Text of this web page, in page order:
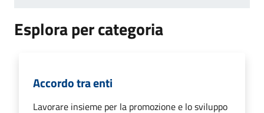
Esplora per categoria
Accordo tra enti
Lavorare insieme per la promozione e lo sviluppo